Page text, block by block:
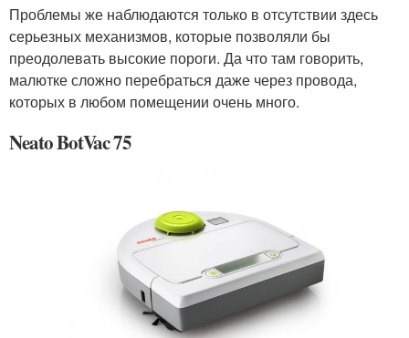
Проблемы же наблюдаются только в отсутствии здесь
серьезных механизмов, которые позволяли бы
преодолевать высокие пороги. Да что там говорить,
малютке сложно перебраться даже через провода,
которых в любом помещении очень много.
Neato BotVac 75